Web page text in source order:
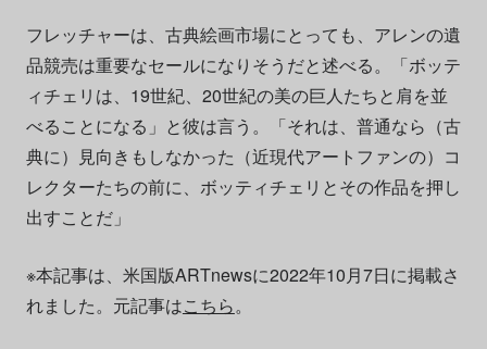
フレッチャーは、古典絵画市場にとっても、アレンの遺
品競売は重要なセールになりそうだと述べる。「ボッテ
ィチェリは、19世紀、20世紀の美の巨人たちと肩を並
べることになる」と彼は言う。「それは、普通なら（古
典に）見向きもしなかった（近現代アートファンの）コ
レクターたちの前に、ボッティチェリとその作品を押し
出すことだ」
※本記事は、米国版ARTnewsに2022年10月7日に掲載さ
れました。元記事はこちら。